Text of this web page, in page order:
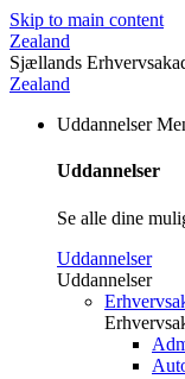
Skip to main content
Zealand
Sjællands
Zealand
Uddannelser
Uddannelser
Se alle dine
Uddannelser
Uddannelser